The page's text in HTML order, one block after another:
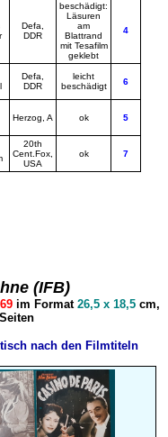
Defa,
DDR
beschädigt:
Läsuren
am
Blattrand
mit Tesafilm
geklebt
4
Defa,
DDR
leicht
beschädigt
6
Herzog, A ok 5
20th
Cent.Fox,
USA
ok 7
(IFB)
im Format 26,5 x 18,5cm,
nach den Filmtiteln